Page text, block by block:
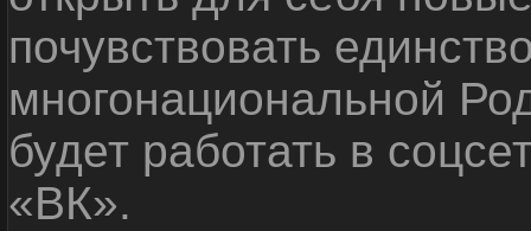
почувствовать
многонациональной
будет работать в
«ВК».